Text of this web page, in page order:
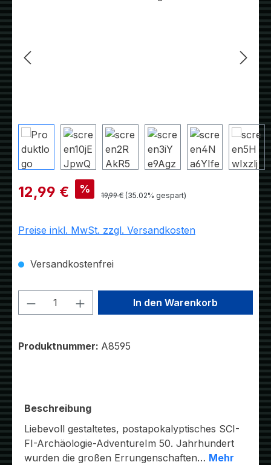
Verkaufspreis:
12,99 € % Regulärer Preis:
19,99 € (35.02% gespart)
Preise inkl. MwSt. zzgl. Versandkosten
Versandkostenfrei
Produkt Anzahl: Gib den
In den Warenkorb
Produktnummer: A8595
Beschreibung
Liebevoll gestaltetes, postapokalyptisches SCI-
FI-Archäologie-AdventureIm 50. Jahrhundert
wurden die großen Errungenschaften… Mehr